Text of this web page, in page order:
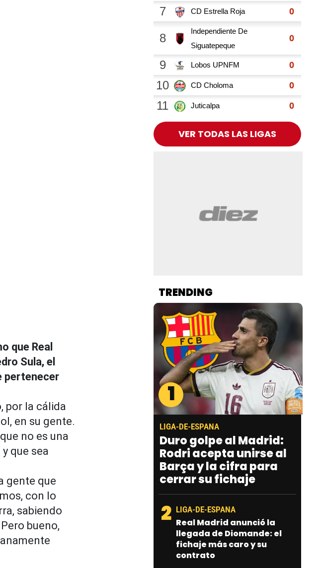
que Real
Sula, el
pertenecer
por la cálida
en su gente.
no es una
que sea
gente que
con lo
sabiendo
bueno,
VER TODAS LAS LIGAS
TRENDING
1
LIGA-DE-ESPANA
Duro golpe al Madrid:
Rodri acepta unirse al
Barça y la cifra para
cerrar su fichaje
2 LIGA-DE-ESPANA
Real Madrid anunció la
llegada de Diomande: el
fichaje más caro y su
contrato